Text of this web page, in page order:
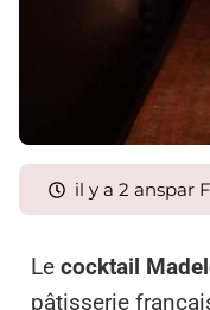
il y a 2 anspar
Le cocktail
pâtisserie